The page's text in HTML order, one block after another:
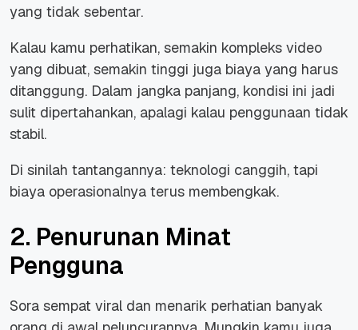
yang tidak sebentar.
Kalau kamu perhatikan, semakin kompleks video
yang dibuat, semakin tinggi juga biaya yang harus
ditanggung. Dalam jangka panjang, kondisi ini jadi
sulit dipertahankan, apalagi kalau penggunaan tidak
stabil.
Di sinilah tantangannya: teknologi canggih, tapi
biaya operasionalnya terus membengkak.
2. Penurunan Minat
Pengguna
Sora sempat viral dan menarik perhatian banyak